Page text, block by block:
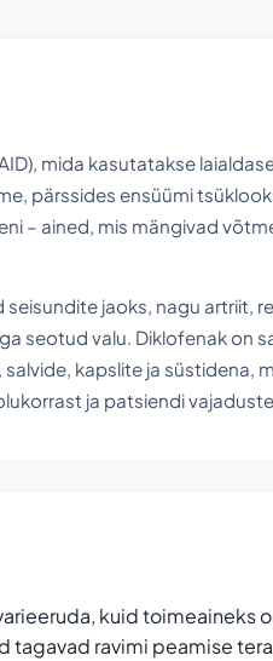
mida kasutatakse
pärssides ensüümi
– ained, mis mängivad
jaoks, nagu artriit,
seotud valu. Diklofenak on
kapslite ja süstidena,
ja patsiendi
kuid toimeaineks
tagavad ravimi peamise